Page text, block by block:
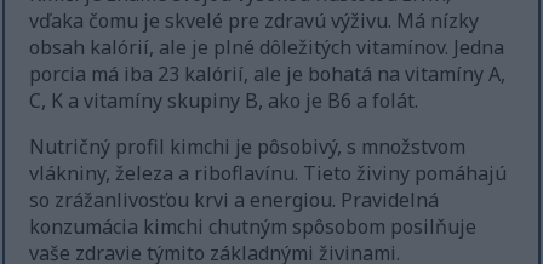
vďaka čomu je skvelé pre zdravú výživu. Má nízky
obsah kalórií, ale je plné dôležitých vitamínov. Jedna
porcia má iba 23 kalórií, ale je bohatá na vitamíny A,
C, K a vitamíny skupiny B, ako je B6 a folát.
Nutričný profil kimchi je pôsobivý, s množstvom
vlákniny, železa a riboflavínu. Tieto živiny pomáhajú
so zrážanlivosťou krvi a energiou. Pravidelná
konzumácia kimchi chutným spôsobom posilňuje
vaše zdravie týmito základnými živinami.